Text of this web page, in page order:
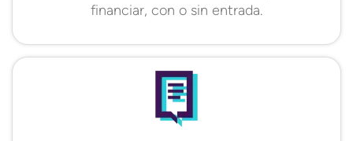
financiar, con o sin entrada.